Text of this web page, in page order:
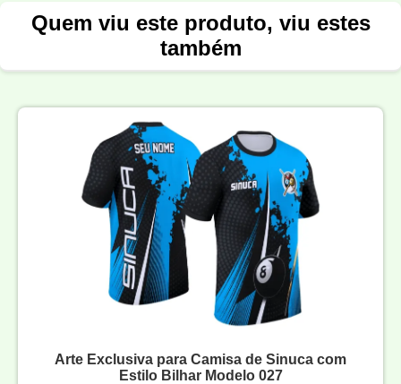
Quem viu este produto, viu estes
também
Arte Exclusiva para Camisa de Sinuca com
Estilo Bilhar Modelo 027